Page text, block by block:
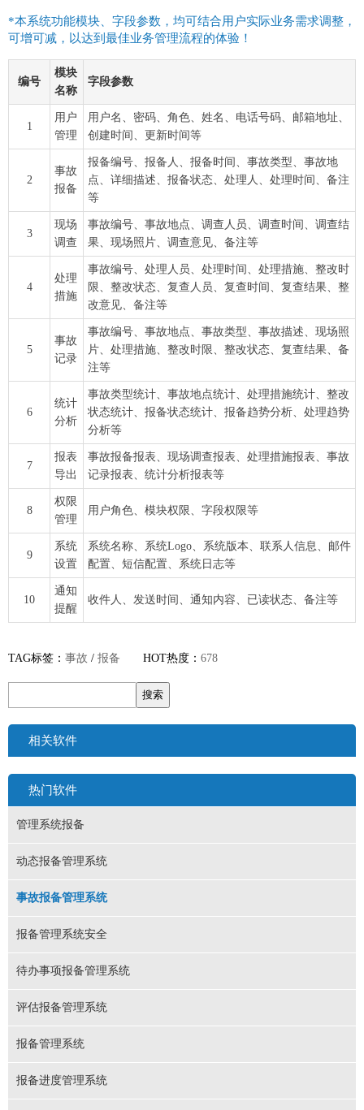
*本系统功能模块、字段参数，均可结合用户实际业务需求调整，
可增可减，以达到最佳业务管理流程的体验！
编号
模块
名称
字段参数
1
用户
管理
用户名、密码、角色、姓名、电话号码、邮箱地址、
创建时间、更新时间等
2
事故
报备
报备编号、报备人、报备时间、事故类型、事故地
点、详细描述、报备状态、处理人、处理时间、备注
等
3
现场
调查
事故编号、事故地点、调查人员、调查时间、调查结
果、现场照片、调查意见、备注等
4
处理
措施
事故编号、处理人员、处理时间、处理措施、整改时
限、整改状态、复查人员、复查时间、复查结果、整
改意见、备注等
5
事故
记录
事故编号、事故地点、事故类型、事故描述、现场照
片、处理措施、整改时限、整改状态、复查结果、备
注等
6
统计
分析
事故类型统计、事故地点统计、处理措施统计、整改
状态统计、报备状态统计、报备趋势分析、处理趋势
分析等
7
报表
导出
事故报备报表、现场调查报表、处理措施报表、事故
记录报表、统计分析报表等
8
权限
管理
用户角色、模块权限、字段权限等
9
系统
设置
系统名称、系统Logo、系统版本、联系人信息、邮件
配置、短信配置、系统日志等
10
通知
提醒
收件人、发送时间、通知内容、已读状态、备注等
TAG标签： 事故 / 报备 HOT热度： 678
相关软件
热门软件
管理系统报备
动态报备管理系统
事故报备管理系统
报备管理系统安全
待办事项报备管理系统
评估报备管理系统
报备管理系统
报备进度管理系统